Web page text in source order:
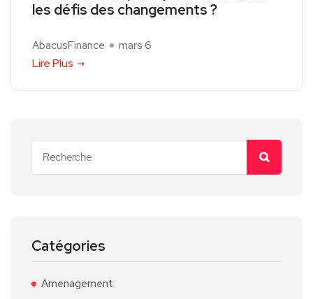
les défis des changements ?
AbacusFinance mars 6
Lire Plus
Catégories
Amenagement